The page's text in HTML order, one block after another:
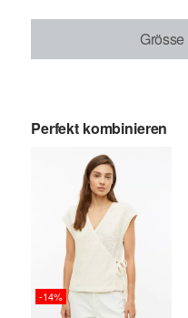
Perfekt kombinieren
-14%